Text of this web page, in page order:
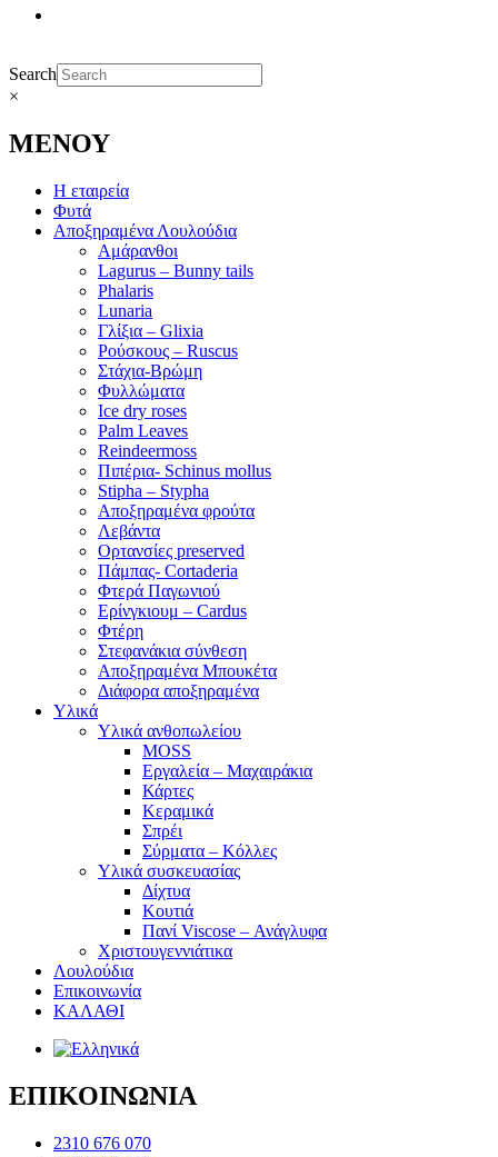
Search
×
ΜΕΝΟΥ
Η εταιρεία
Φυτά
Αποξηραμένα Λουλούδια
Αμάρανθοι
Lagurus – Bunny tails
Phalaris
Lunaria
Γλίξια – Glixia
Ρούσκους – Ruscus
Στάχια-Βρώμη
Φυλλώματα
Ice dry roses
Palm Leaves
Reindeermoss
Πιπέρια- Schinus mollus
Stipha – Stypha
Αποξηραμένα φρούτα
Λεβάντα
Ορτανσίες preserved
Πάμπας- Cortaderia
Φτερά Παγωνιού
Ερίνγκιουμ – Cardus
Φτέρη
Στεφανάκια σύνθεση
Αποξηραμένα Μπουκέτα
Διάφορα αποξηραμένα
Υλικά
Υλικά ανθοπωλείου
MOSS
Εργαλεία – Μαχαιράκια
Κάρτες
Κεραμικά
Σπρέι
Σύρματα – Κόλλες
Υλικά συσκευασίας
Δίχτυα
Κουτιά
Πανί Viscose – Ανάγλυφα
Χριστουγεννιάτικα
Λουλούδια
Επικοινωνία
ΚΑΛΑΘΙ
ΕΠΙΚΟΙΝΩΝΙΑ
2310 676 070